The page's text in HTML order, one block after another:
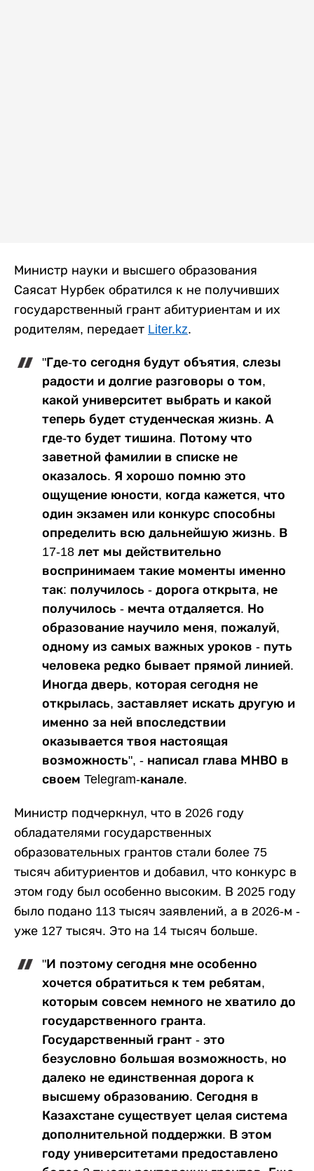
Министр науки и высшего образования
Саясат Нурбек обратился к не получивших
государственный грант абитуриентам и их
родителям, передает Liter.kz.
"Где-то сегодня будут объятия, слезы
радости и долгие разговоры о том,
какой университет выбрать и какой
теперь будет студенческая жизнь. А
где-то будет тишина. Потому что
заветной фамилии в списке не
оказалось. Я хорошо помню это
ощущение юности, когда кажется, что
один экзамен или конкурс способны
определить всю дальнейшую жизнь. В
17-18 лет мы действительно
воспринимаем такие моменты именно
так: получилось - дорога открыта, не
получилось - мечта отдаляется. Но
образование научило меня, пожалуй,
одному из самых важных уроков - путь
человека редко бывает прямой линией.
Иногда дверь, которая сегодня не
открылась, заставляет искать другую и
именно за ней впоследствии
оказывается твоя настоящая
возможность", - написал глава МНВО в
своем Telegram-канале.
Министр подчеркнул, что в 2026 году
обладателями государственных
образовательных грантов стали более 75
тысяч абитуриентов и добавил, что конкурс в
этом году был особенно высоким. В 2025 году
было подано 113 тысяч заявлений, а в 2026-м -
уже 127 тысяч. Это на 14 тысяч больше.
"И поэтому сегодня мне особенно
хочется обратиться к тем ребятам,
которым совсем немного не хватило до
государственного гранта.
Государственный грант - это
безусловно большая возможность, но
далеко не единственная дорога к
высшему образованию. Сегодня в
Казахстане существует целая система
дополнительной поддержки. В этом
году университетами предоставлено